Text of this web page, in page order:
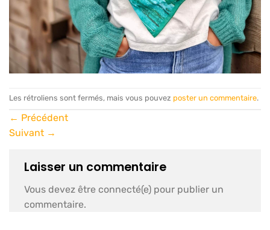
Les rétroliens sont fermés, mais vous pouvez poster un commentaire.
← Précédent
Suivant →
Laisser un commentaire
Vous devez être connecté(e) pour publier un
commentaire.